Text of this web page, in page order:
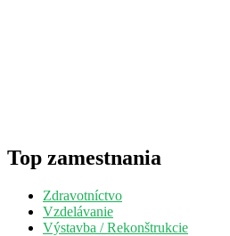
Top zamestnania
Zdravotníctvo
Vzdelávanie
Výstavba / Rekonštrukcie